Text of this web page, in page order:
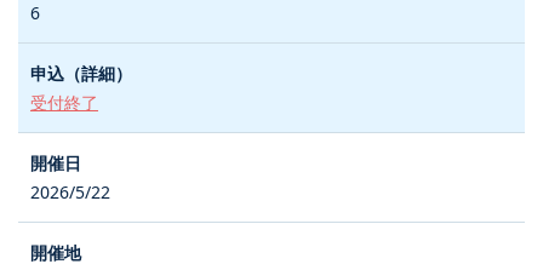
6
受付終了
2026/5/22